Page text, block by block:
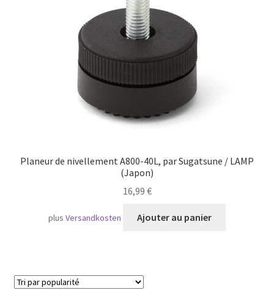
Planeur de nivellement A800-40L, par Sugatsune / LAMP
(Japon)
16,99 €
plusVersandkosten Ajouter au panier